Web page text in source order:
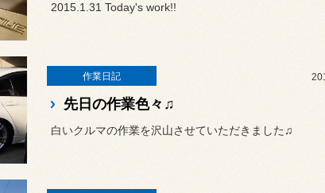
2015.1.31 Today's work!!
作業日記
先日の作業色々♫
白いクルマの作業を沢山させていただきました♫